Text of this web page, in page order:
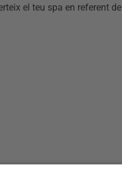
el teu spa en referent de